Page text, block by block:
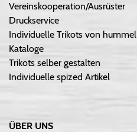
Vereinskooperation/Ausrüster
Druckservice
Individuelle Trikots von hummel
Kataloge
Trikots selber gestalten
Individuelle spized Artikel
ÜBER UNS